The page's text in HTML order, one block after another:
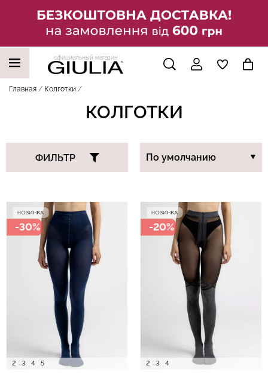
официальный магазин
Главная Колготки
КОЛГОТКИ
ФИЛЬТР
2 3 4 5
-30%
2 3 4
-20%
НАШИ ТРЕНДОВЫЕ ТОВАРЫ
Бесшовные леггинсы из
микрофибры LEGGINGS
02 (черный) Giulia
789 грн.
Бесшовные леггинсы
LEGGINGS (черный) Giulia
482 грн.689 грн.